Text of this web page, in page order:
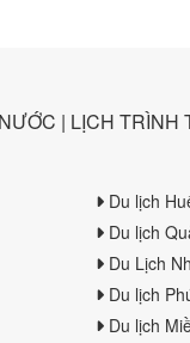
| LỊCH TRÌNH
Du lịch
Du lịch
Du Lịch
Du lịch
Du lịch